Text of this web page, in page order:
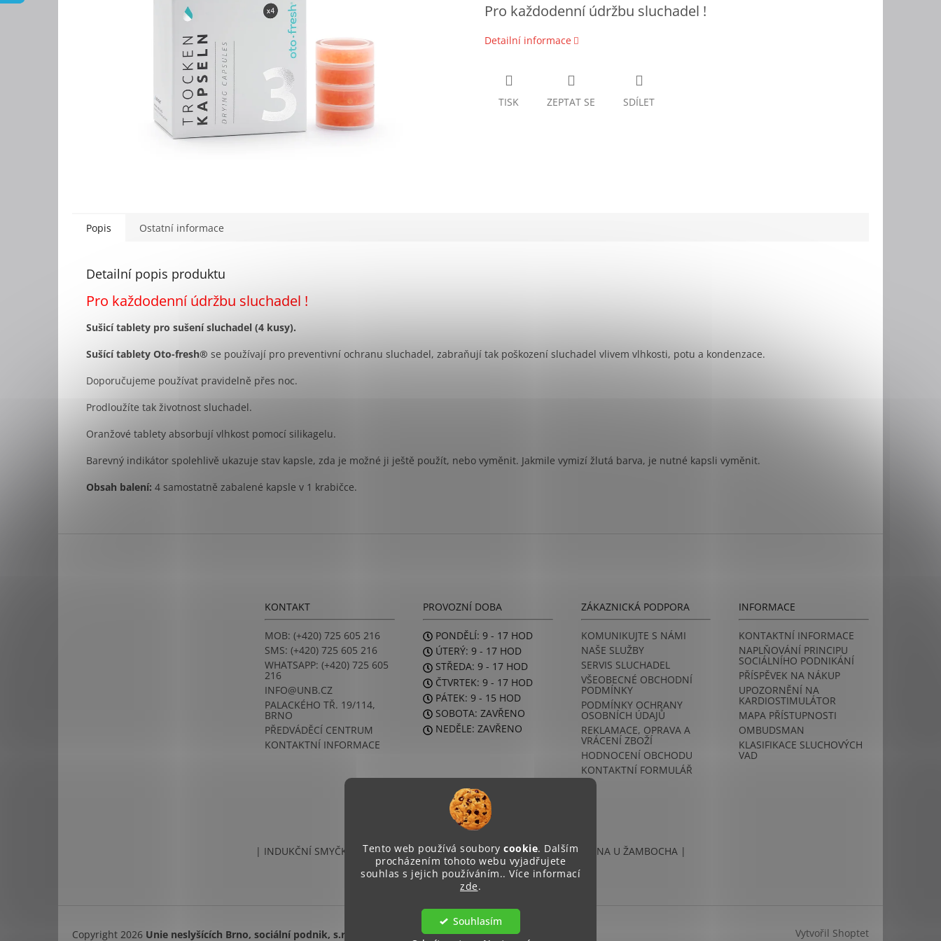
Tento web používá soubory cookie. Dalším
procházením tohoto webu vyjadřujete
souhlas s jejich používáním.. Více informací
zde.
Souhlasím
Pro každodenní údržbu sluchadel !
Detailní informace
TISK ZEPTAT SE SDÍLET
Popis Ostatní informace
Detailní popis produktu
Pro každodenní údržbu sluchadel !
Sušicí tablety pro sušení sluchadel (4 kusy).
Sušící tablety Oto-fresh® se používají pro preventivní ochranu sluchadel, zabraňují tak poškození sluchadel vlivem vlhkosti, potu a kondenzace.
Doporučujeme používat pravidelně přes noc.
Prodloužíte tak životnost sluchadel.
Oranžové tablety absorbují vlhkost pomocí silikagelu.
Barevný indikátor spolehlivě ukazuje stav kapsle, zda je možné ji ještě použít, nebo vyměnit. Jakmile vymizí žlutá barva, je nutné kapsli vyměnit.
Obsah balení: 4 samostatně zabalené kapsle v 1 krabičce.
KONTAKT
MOB: (+420) 725 605 216
SMS: (+420) 725 605 216
WHATSAPP: (+420) 725 605
216
INFO@UNB.CZ
PALACKÉHO TŘ. 19/114,
BRNO
PŘEDVÁDĚCÍ CENTRUM
KONTAKTNÍ INFORMACE
PROVOZNÍ DOBA
PONDĚLÍ: 9 - 17 HOD
ÚTERÝ: 9 - 17 HOD
STŘEDA: 9 - 17 HOD
ČTVRTEK: 9 - 17 HOD
PÁTEK: 9 - 15 HOD
SOBOTA: ZAVŘENO
NEDĚLE: ZAVŘENO
ZÁKAZNICKÁ PODPORA
KOMUNIKUJTE S NÁMI
NAŠE SLUŽBY
SERVIS SLUCHADEL
VŠEOBECNÉ OBCHODNÍ
PODMÍNKY
PODMÍNKY OCHRANY
OSOBNÍCH ÚDAJŮ
REKLAMACE, OPRAVA A
VRÁCENÍ ZBOŽÍ
HODNOCENÍ OBCHODU
KONTAKTNÍ FORMULÁŘ
INFORMACE
KONTAKTNÍ INFORMACE
NAPLŇOVÁNÍ PRINCIPU
SOCIÁLNÍHO PODNIKÁNÍ
PŘÍSPĚVEK NA NÁKUP
UPOZORNĚNÍ NA
KARDIOSTIMULÁTOR
MAPA PŘÍSTUPNOSTI
OMBUDSMAN
KLASIFIKACE SLUCHOVÝCH
VAD
| INDUKČNÍ SMYČKY | AURACAST | UNIE NESLYŠÍCÍCH BRNO | KAVÁRNA U ŽAMBOCHA |
Vytvořil Shoptet
Copyright 2026 Unie neslyšících Brno, sociální podnik, s.r.o. . Všechna práva vyhrazena.